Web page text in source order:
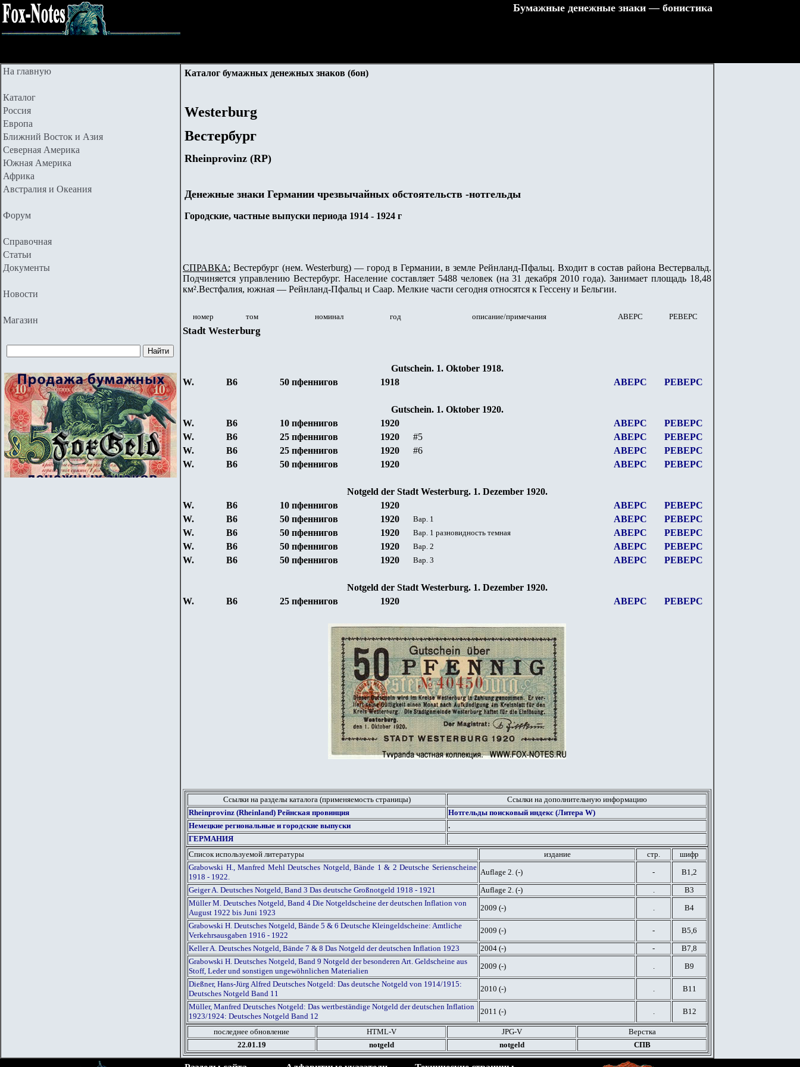
Бумажные денежные знаки — бонистика
На главную
Каталог
Россия
Европа
Ближний Восток и Азия
Северная Америка
Южная Америка
Африка
Австралия и Океания
Форум
Справочная
Статьи
Документы
Новости
Магазин
Каталог бумажных денежных знаков (бон)
Westerburg
Вестербург
Rheinprovinz (RP)
Денежные знаки Германии чрезвычайных обстоятельств -нотгельды
Городские, частные выпуски периода 1914 - 1924 г
СПРАВКА: Вестербург (нем. Westerburg) — город в Германии, в земле Рейнланд-Пфальц. Входит в состав района Вестервальд.
Подчиняется управлению Вестербург. Население составляет 5488 человек (на 31 декабря 2010 года). Занимает площадь 18,48
км².Вестфалия, южная — Рейнланд-Пфальц и Саар. Мелкие части сегодня относятся к Гессену и Бельгии.
номер том номинал год описание/примечания АВЕРС РЕВЕРС
Stadt Westerburg
Gutschein. 1. Oktober 1918.
W.
B6 50 пфеннигов 1918 АВЕРС РЕВЕРС
Gutschein. 1. Oktober 1920.
W.
B6 10 пфеннигов 1920 АВЕРС
РЕВЕРС
W.
B6 25 пфеннигов 1920 #5 АВЕРС
РЕВЕРС
W.
B6 25 пфеннигов 1920 #6 АВЕРС
РЕВЕРС
W.
B6 50 пфеннигов 1920 АВЕРС РЕВЕРС
Notgeld der Stadt Westerburg. 1. Dezember 1920.
W.
B6 10 пфеннигов 1920 АВЕРС
РЕВЕРС
W.
B6 50 пфеннигов 1920 Вар. 1 АВЕРС
РЕВЕРС
W.
B6 50 пфеннигов 1920 Вар. 1 разновидность темная АВЕРС
РЕВЕРС
W.
B6 50 пфеннигов 1920 Вар. 2 АВЕРС
РЕВЕРС
W.
B6 50 пфеннигов 1920 Вар. 3 АВЕРС РЕВЕРС
Notgeld der Stadt Westerburg. 1. Dezember 1920.
W.
B6 25 пфеннигов 1920 АВЕРС РЕВЕРС
Ссылки на разделы каталога (применяемость страницы)
Ссылки на дополнительную информацию
Rheinprovinz (Rheinland) Рейнская провинция
Нотгельды поисковый индекс (Литера W)
Немецкие региональные и городские выпуски
.
ГЕРМАНИЯ
.
Список используемой литературы
издание стр.
шифр
Grabowski H., Manfred Mehl Deutsches Notgeld, Bände 1 & 2 Deutsche Serienscheine
1918 - 1922.
Auflage 2. (-) -
В1,2
Geiger A. Deutsches Notgeld, Band 3 Das deutsche Großnotgeld 1918 - 1921
Auflage 2. (-) .
В3
Müller M. Deutsches Notgeld, Band 4 Die Notgeldscheine der deutschen Inflation von
August 1922 bis Juni 1923
2009 (-) .
В4
Grabowski H. Deutsches Notgeld, Bände 5 & 6 Deutsche Kleingeldscheine: Amtliche
Verkehrsausgaben 1916 - 1922
2009 (-) -
В5,6
Keller A. Deutsches Notgeld, Bände 7 & 8 Das Notgeld der deutschen Inflation 1923
2004 (-) -
В7,8
Grabowski H. Deutsches Notgeld, Band 9 Notgeld der besonderen Art. Geldscheine aus
Stoff, Leder und sonstigen ungewöhnlichen Materialien
2009 (-) .
В9
Dießner, Hans-Jürg Alfred Deutsches Notgeld: Das deutsche Notgeld von 1914/1915:
Deutsches Notgeld Band 11
2010 (-) .
В11
Müller, Manfred Deutsches Notgeld: Das wertbeständige Notgeld der deutschen Inflation
1923/1924: Deutsches Notgeld Band 12
2011 (-) . В12
последнее обновление HTML-V JPG-V
Верстка
22.01.19
notgeld notgeld СПВ